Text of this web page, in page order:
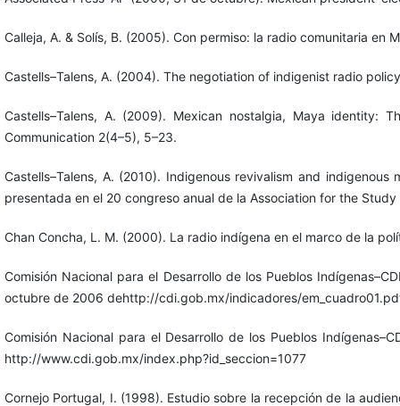
Calleja, A. & Solís, B. (2005). Con permiso: la radio comunitaria en
Castells–Talens, A. (2004). The negotiation of indigenist radio
Castells–Talens, A. (2009). Mexican nostalgia, Maya identity:
Communication 2(4–5), 5–23.
Castells–Talens, A. (2010). Indigenous revivalism and
presentada en el 20 congreso anual de la Association for the
Chan Concha, L. M. (2000). La radio indígena en el marco de la
Comisión Nacional para el Desarrollo de los Pueblos
octubre de 2006 dehttp://cdi.gob.mx/indicadores/
Comisión Nacional para el Desarrollo de los Pueblos
http://www.cdi.gob.mx/index.php?id_seccion=1077
Cornejo Portugal, I. (1998). Estudio sobre la recepción de la